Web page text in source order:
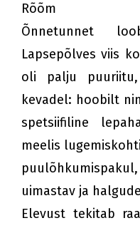
Rõõm
Õnnetunnet
Lapsepõlves viis
oli palju
kevadel: hoobilt
spetsiifiline
meelis
uimastav ja
Elevust tekitab